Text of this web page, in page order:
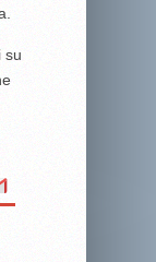
su